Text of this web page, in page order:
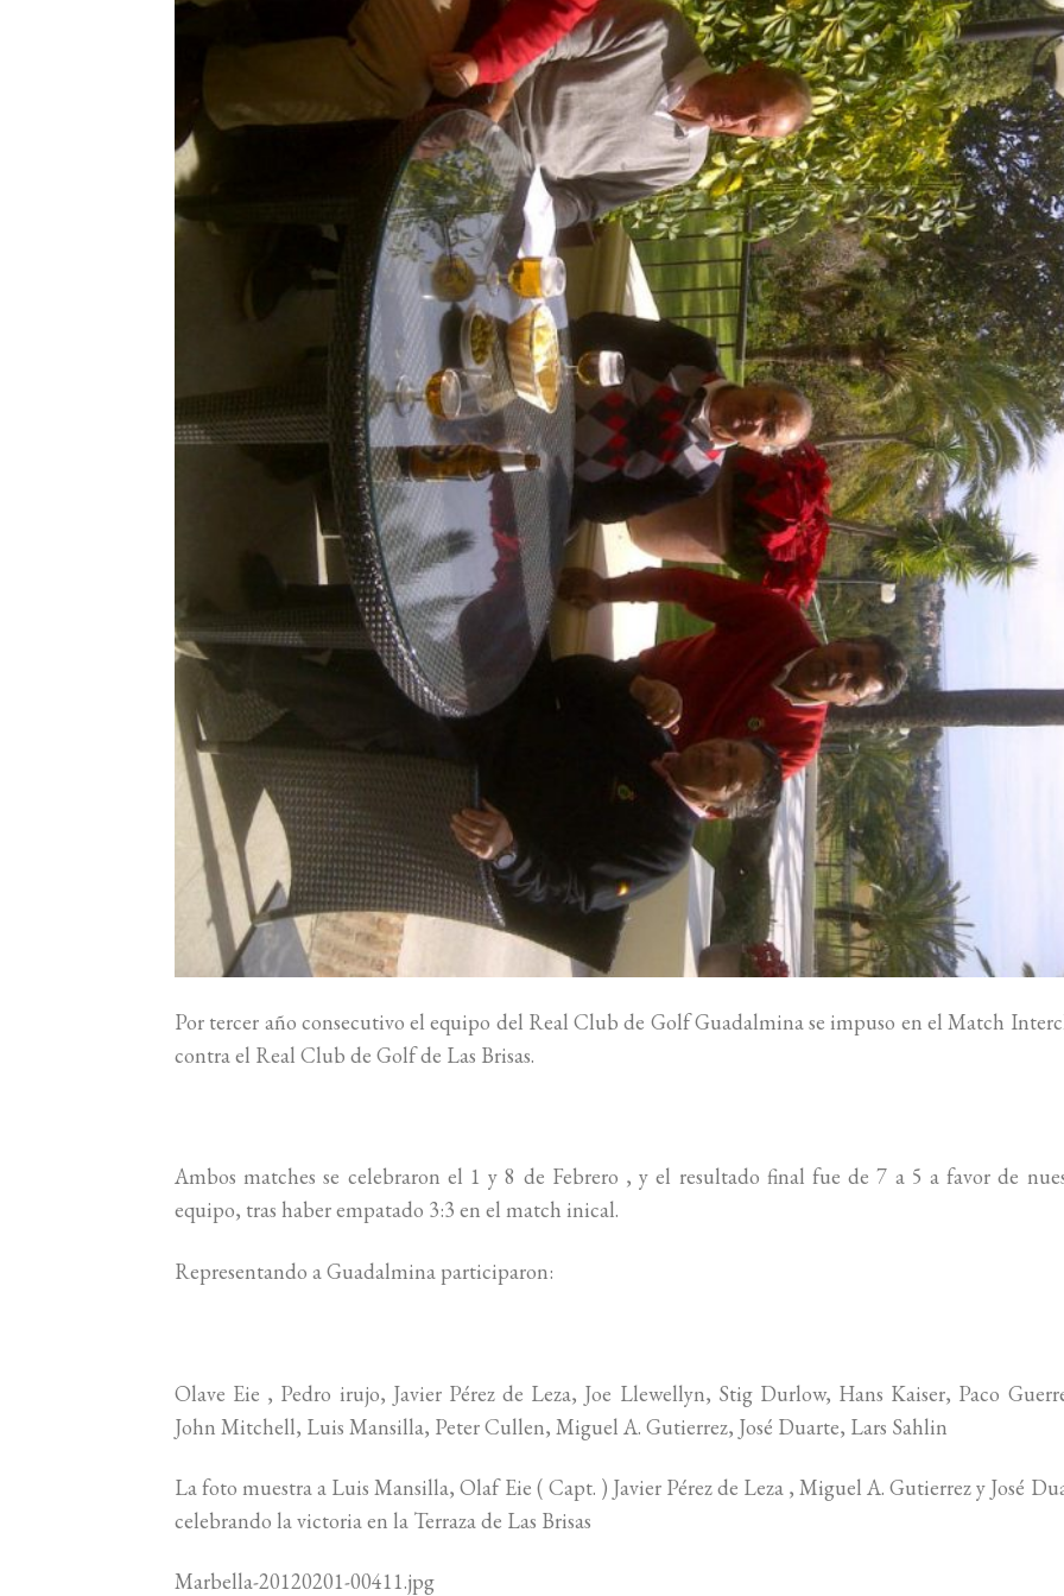
Por tercer año consecutivo el equipo del Real Club de Golf Guadalmina se impuso en el Match
contra el Real Club de Golf de Las Brisas.
Ambos matches se celebraron el 1 y 8 de Febrero , y el resultado final fue de 7 a 5 a favor de
equipo, tras haber empatado 3:3 en el match inical.
Representando a Guadalmina participaron:
Olave Eie , Pedro irujo, Javier Pérez de Leza, Joe Llewellyn, Stig Durlow, Hans Kaiser, Paco
John Mitchell, Luis Mansilla, Peter Cullen, Miguel A. Gutierrez, José Duarte, Lars Sahlin
La foto muestra a Luis Mansilla, Olaf Eie ( Capt. ) Javier Pérez de Leza , Miguel A. Gutierrez y José
celebrando la victoria en la Terraza de Las Brisas
Marbella-20120201-00411.jpg